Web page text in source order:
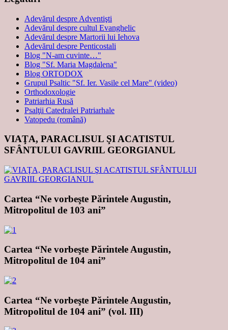
Adevărul despre Adventişti
Adevărul despre cultul Evanghelic
Adevărul despre Martorii lui Iehova
Adevărul despre Penticostali
Blog "N-am cuvinte…"
Blog "Sf. Maria Magdalena"
Blog ORTODOX
Grupul Psaltic "Sf. Ier. Vasile cel Mare" (video)
Orthodoxologie
Patriarhia Rusă
Psalţii Catedralei Patriarhale
Vatopedu (română)
VIAŢA, PARACLISUL ŞI ACATISTUL
SFÂNTULUI GAVRIIL GEORGIANUL
Cartea “Ne vorbeşte Părintele Augustin,
Mitropolitul de 103 ani”
Cartea “Ne vorbeşte Părintele Augustin,
Mitropolitul de 104 ani”
Cartea “Ne vorbeşte Părintele Augustin,
Mitropolitul de 104 ani” (vol. III)